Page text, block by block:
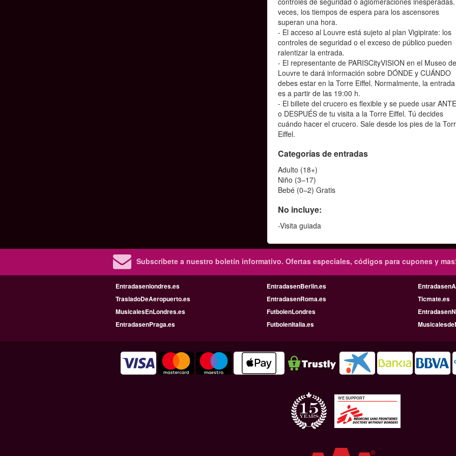
veces, los tiempos de espera para los ascensores
superan una hora.
- El acceso al Louvre está sujeto al plan Vigipirate: los
controles de seguridad o el exceso de público pueden
ralentizar la entrada.
- El representante de PARISCityVISION en el Museo
Louvre te dará información sobre DÓNDE y CUÁNDO
debes estar en la Torre Eiffel. Normalmente, la entrada
es a partir de las 19:00 h.
- El billete del crucero es flexible y se puede usar
o DESPUÉS de tu visita a la Torre Eiffel. Tú decides
cuándo hacer el crucero. Sale desde los pies de la
Eiffel.
Categorías de entradas
Adulto (18+)
Niño (3–17)
Bebé (0–2) Gratis
No incluye:
-Visita guiada
Subscribete a nuestro boletín informativo. Ofertas especiales, códigos para cupones y
Entradasenlondres.es EntradasenBerlin.es
TrasladoDeAeropuerto.es
EntradasenRoma.es
Ticmate.es
MusicalesEnLondres.es
FutbolenLondres
EntradasenPraga.es
FutbolenItalia.es
WE SUPPORT